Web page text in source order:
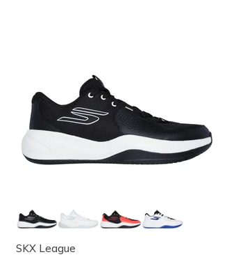
SKX League